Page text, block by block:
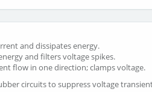
and dissipates energy.
and filters voltage spikes.
flow in one direction; clamps voltage.
circuits to suppress voltage